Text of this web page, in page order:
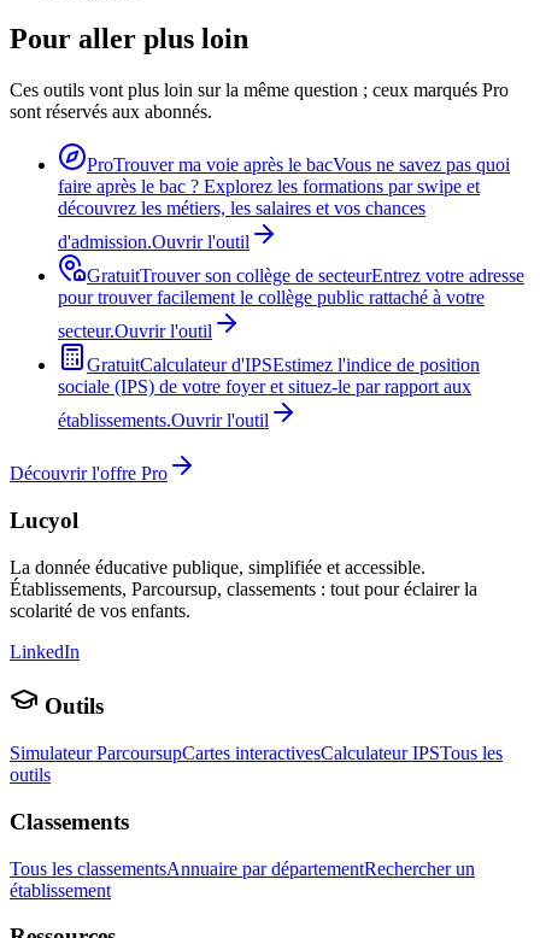
Pour aller plus loin
Ces outils vont plus loin sur la même question ; ceux marqués Pro
sont réservés aux abonnés.
ProTrouver ma voie après le bacVous ne savez pas quoi
faire après le bac ? Explorez les formations par swipe et
découvrez les métiers, les salaires et vos chances
d'admission.Ouvrir l'outil
GratuitTrouver son collège de secteurEntrez votre adresse
pour trouver facilement le collège public rattaché à votre
secteur.Ouvrir l'outil
GratuitCalculateur d'IPSEstimez l'indice de position
sociale (IPS) de votre foyer et situez-le par rapport aux
établissements.Ouvrir l'outil
Découvrir l'offre Pro
Lucyol
La donnée éducative publique, simplifiée et accessible.
Établissements, Parcoursup, classements : tout pour éclairer la
scolarité de vos enfants.
LinkedIn
Outils
Simulateur ParcoursupCartes interactivesCalculateur IPSTous les
outils
Classements
Tous les classementsAnnuaire par départementRechercher un
établissement